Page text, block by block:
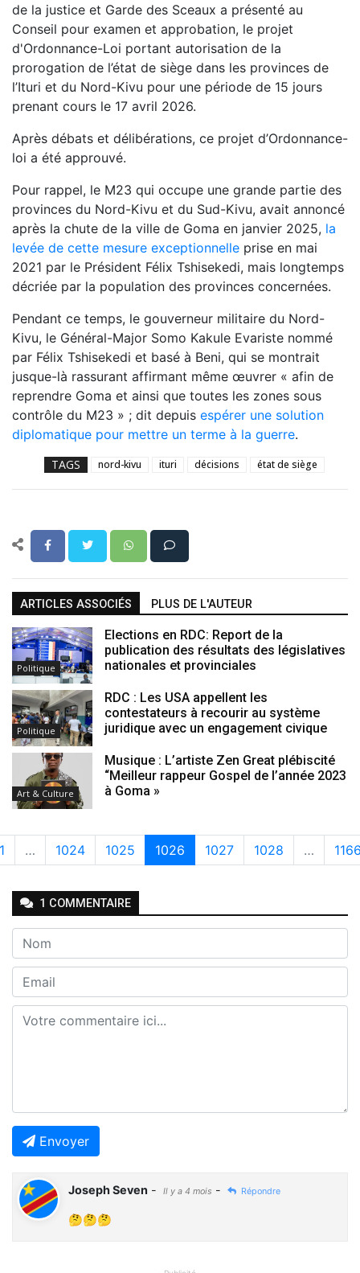
de la justice et Garde des Sceaux a présenté au
Conseil pour examen et approbation, le projet
d'Ordonnance-Loi portant autorisation de la
prorogation de l’état de siège dans les provinces de
l’Ituri et du Nord-Kivu pour une période de 15 jours
prenant cours le 17 avril 2026.
Après débats et délibérations, ce projet d’Ordonnance-
loi a été approuvé.
Pour rappel, le M23 qui occupe une grande partie des
provinces du Nord-Kivu et du Sud-Kivu, avait annoncé
après la chute de la ville de Goma en janvier 2025, la
levée de cette mesure exceptionnelle prise en mai
2021 par le Président Félix Tshisekedi, mais longtemps
décriée par la population des provinces concernées.
Pendant ce temps, le gouverneur militaire du Nord-
Kivu, le Général-Major Somo Kakule Evariste nommé
par Félix Tshisekedi et basé à Beni, qui se montrait
jusque-là rassurant affirmant même œuvrer « afin de
reprendre Goma et ainsi que toutes les zones sous
contrôle du M23 » ; dit depuis espérer une solution
diplomatique pour mettre un terme à la guerre.
TAGS nord-kivu ituri décisions état de siège
ARTICLES ASSOCIÉS PLUS DE L'AUTEUR
Politique
Elections en RDC: Report de la
publication des résultats des législatives
nationales et provinciales
Politique
RDC : Les USA appellent les
contestateurs à recourir au système
juridique avec un engagement civique
Art & Culture
Musique : L’artiste Zen Great plébiscité
“Meilleur rappeur Gospel de l’année 2023
à Goma »
… 1024 1025 1026 1027 1028 …
1 COMMENTAIRE
Envoyer
Joseph Seven - Il y a 4 mois - Répondre
🤔🤔🤔